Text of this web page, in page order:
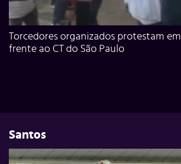
Torcedores organizados protestam em
frente ao CT do São Paulo
Santos